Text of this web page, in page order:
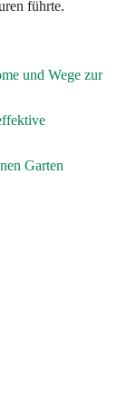
führte.
und Wege zur
Garten